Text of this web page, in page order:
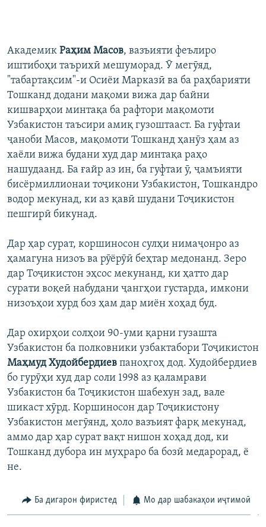
Академик Раҳим Масов, вазъияти феълиро
иштибоҳи таърихӣ мешуморад. Ӯ мегӯяд,
"табартақсим"-и Осиёи Марказӣ ва ба раҳбарияти
Тошканд додани мақоми вижа дар байни
кишварҳои минтақа ба рафтори мақомоти
Узбакистон таъсири амиқ гузоштааст. Ба гуфтаи
ҷаноби Масов, мақомоти Тошканд ҳанӯз ҳам аз
хаёли вижа будани худ дар минтақа раҳо
нашудаанд. Ба ғайр аз ин, ба гуфтаи ӯ, ҷамъияти
бисёрмиллионаи тоҷикони Узбакистон, Тошкандро
водор мекунад, ки аз қавӣ шудани Тоҷикистон
пешгирӣ бикунад.
Дар ҳар сурат, коршиносон сулҳи нимаҷонро аз
ҳамагуна низоъ ва рӯёрӯӣ беҳтар медонанд. Зеро
дар Тоҷикистон эҳсос мекунанд, ки ҳатто дар
сурати воқеӣ набудани ҷангҳои густарда, имкони
низоъҳои хурд боз ҳам дар миён хоҳад буд.
Дар охирҳои солҳои 90-уми қарни гузашта
Узбакистон ба полковники узбактабори Тоҷикистон
Маҳмуд Худойбердиев паноҳгоҳ дод. Худойбердиев
бо гурӯҳи худ дар соли 1998 аз қаламрави
Узбакистон ба Тоҷикистон шабехун зад, вале
шикаст хӯрд. Коршиносон дар Тоҷикистону
Узбакистон мегӯянд, ҳоло вазъият фарқ мекунад,
аммо дар ҳар сурат вақт нишон хоҳад дод, ки
Тошканд дубора ин муҳраро ба бозӣ медарорад, ё
не.
Ба дигарон фиристед Мо дар шабакаҳои иҷтимоӣ